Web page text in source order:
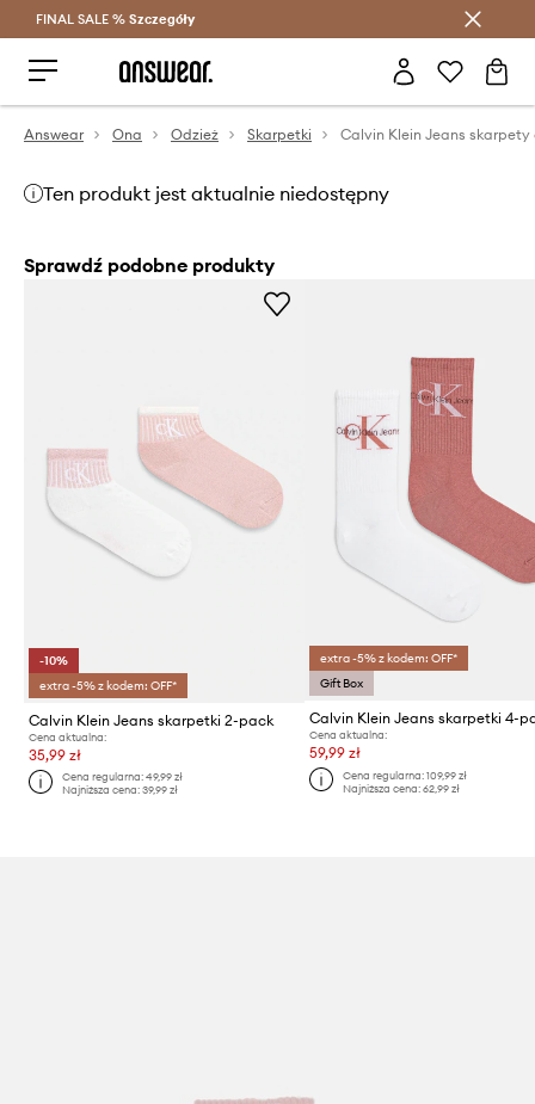
Oszczędzaj z Answear Club >
FINAL SALE % Szczegóły
Answear Ona Odzież Skarpetki
Ten produkt jest aktualnie niedostępny
Sprawdź podobne produkty
-10%
extra -5% z kodem: OFF*
Calvin Klein Jeans skarpetki 2-pack
Cena aktualna:
35,99 zł
Cena regularna:49,99 zł
Najniższa cena:39,99 zł
extra -5% z kodem: OFF*
Gift Box
Calvin Klein Jeans skarpetki 4-
Cena aktualna:
59,99 zł
Cena regularna: 109,99 zł
Najniższa cena: 62,99 zł